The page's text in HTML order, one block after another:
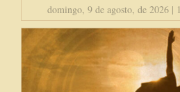
domingo, 9 de agosto, de 2026 |